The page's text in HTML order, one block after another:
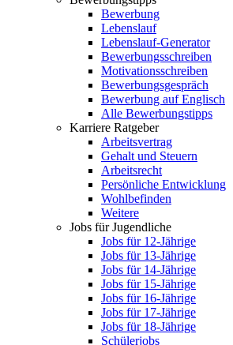
Bewerbung
Lebenslauf
Lebenslauf-Generator
Bewerbungsschreiben
Motivationsschreiben
Bewerbungsgespräch
Bewerbung auf Englisch
Alle Bewerbungstipps
Karriere Ratgeber
Arbeitsvertrag
Gehalt und Steuern
Arbeitsrecht
Persönliche Entwicklung
Wohlbefinden
Weitere
Jobs für Jugendliche
Jobs für 12-Jährige
Jobs für 13-Jährige
Jobs für 14-Jährige
Jobs für 15-Jährige
Jobs für 16-Jährige
Jobs für 17-Jährige
Jobs für 18-Jährige
Schülerjobs